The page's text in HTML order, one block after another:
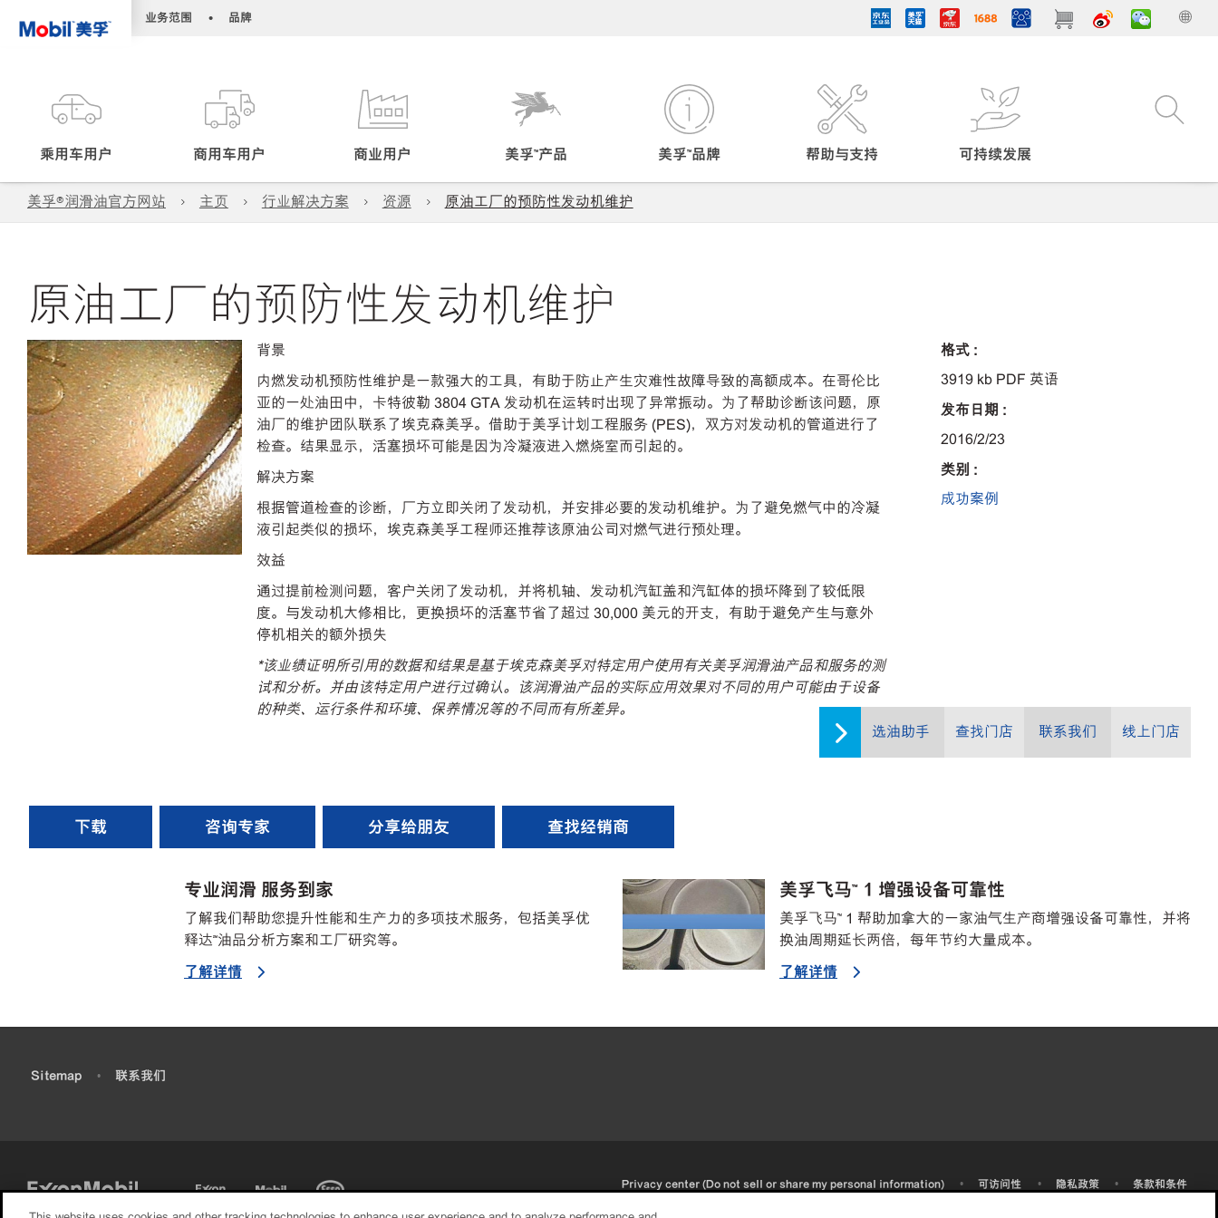
业务范围 • 品牌
乘用车用户 商用车用户 商业用户 美孚™产品 美孚™品牌 帮助与支持 可持续发展
美孚®润滑油官方网站 主页 行业解决方案 资源 原油工厂的预防性发动机维护
选油助手 查找门店 联系我们 线上门店
原油工厂的预防性发动机维护
背景
内燃发动机预防性维护是一款强大的工具，有助于防止产生灾难性故障导致的高额成本。在哥伦比
亚的一处油田中，卡特彼勒 3804 GTA 发动机在运转时出现了异常振动。为了帮助诊断该问题，原
油厂的维护团队联系了埃克森美孚。借助于美孚计划工程服务 (PES)，双方对发动机的管道进行了
检查。结果显示，活塞损坏可能是因为冷凝液进入燃烧室而引起的。
解决方案
根据管道检查的诊断，厂方立即关闭了发动机，并安排必要的发动机维护。为了避免燃气中的冷凝
液引起类似的损坏，埃克森美孚工程师还推荐该原油公司对燃气进行预处理。
效益
通过提前检测问题，客户关闭了发动机，并将机轴、发动机汽缸盖和汽缸体的损坏降到了较低限
度。与发动机大修相比，更换损坏的活塞节省了超过 30,000 美元的开支，有助于避免产生与意外
停机相关的额外损失
*该业绩证明所引用的数据和结果是基于埃克森美孚对特定用户使用有关美孚润滑油产品和服务的测
试和分析。并由该特定用户进行过确认。该润滑油产品的实际应用效果对不同的用户可能由于设备
的种类、运行条件和环境、保养情况等的不同而有所差异。
格式 :
3919 kb PDF 英语
发布日期 :
2016/2/23
类别 :
成功案例
下载 咨询专家 分享给朋友 查找经销商
专业润滑 服务到家
了解我们帮助您提升性能和生产力的多项技术服务，包括美孚优
释达℠油品分析方案和工厂研究等。
了解详情
美孚飞马™ 1 增强设备可靠性
美孚飞马™ 1 帮助加拿大的一家油气生产商增强设备可靠性，并将
换油周期延长两倍，每年节约大量成本。
了解详情
Sitemap • 联系我们
Privacy center (Do not sell or share my personal information) • 可访问性 • 隐私政策 •
条款和条件